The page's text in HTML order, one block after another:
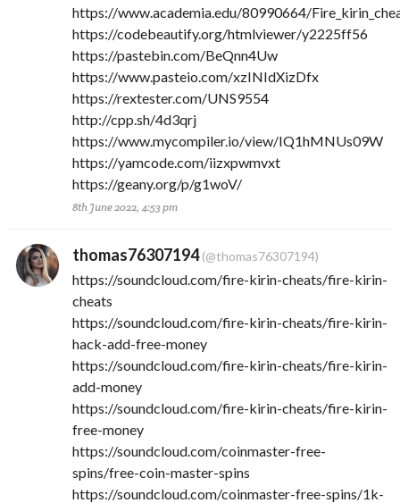
https://www.academia.edu/80990664/
https://codebeautify.org/htmlviewer/y2225ff56
https://pastebin.com/BeQnn4Uw
https://www.pasteio.com/xzINIdXizDfx
https://rextester.com/UNS9554
http://cpp.sh/4d3qrj
https://www.mycompiler.io/view/IQ1hMNUs09W
https://yamcode.com/iizxpwmvxt
https://geany.org/p/g1woV/
8th June 2022, 4:53 pm
thomas76307194(@thomas76307194)
https://soundcloud.com/fire-kirin-cheats/fire-kirin-
cheats
https://soundcloud.com/fire-kirin-cheats/fire-kirin-
hack-add-free-money
https://soundcloud.com/fire-kirin-cheats/fire-kirin-
add-money
https://soundcloud.com/fire-kirin-cheats/fire-kirin-
free-money
https://soundcloud.com/coinmaster-free-
spins/free-coin-master-spins
https://soundcloud.com/coinmaster-free-spins/1k-